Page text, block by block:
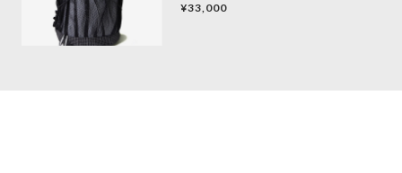
¥33,000